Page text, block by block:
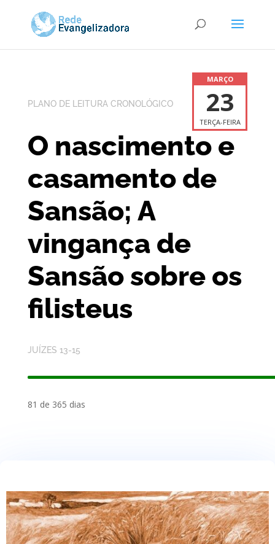
PLANO DE LEITURA CRONOLÓGICO
MARÇO
23
TERÇA-FEIRA
O nascimento e
casamento de
Sansão; A
vingança de
Sansão sobre os
filisteus
JUÍZES 13-15
81 de 365 dias